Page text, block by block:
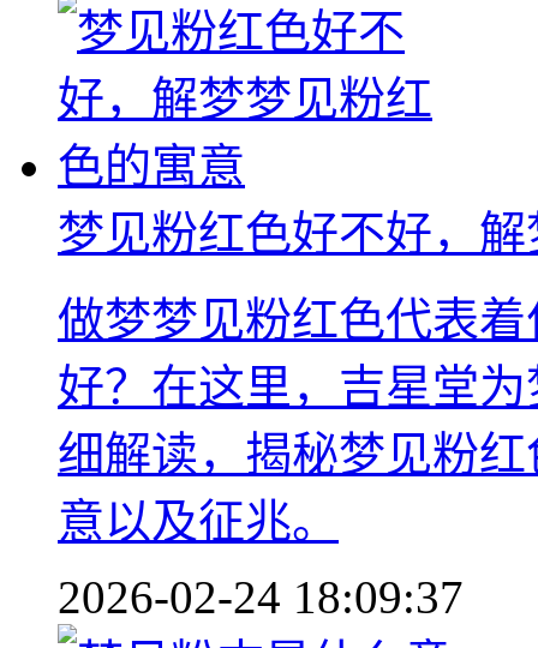
梦见粉红色好不好，
做梦梦见粉红色代表
好？在这里，吉星堂
细解读，揭秘梦见粉
意以及征兆。
2026-02-24 18:09:37